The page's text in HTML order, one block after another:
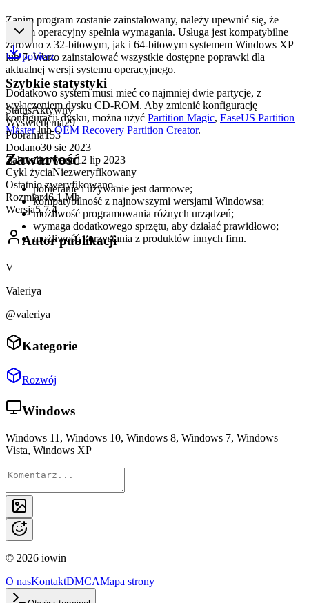
Zanim program zostanie zainstalowany, należy upewnić się, że
system operacyjny spełnia wymagania. Usługa jest kompatybilne
zarówno z 32-bitowym, jak i 64-bitowym systemem Windows XP
lub 7. Warto zainstalować wszystkie dostępne poprawki dla
aktualnej wersji systemu operacyjnego.
Dodatkowo system musi mieć co najmniej dwie partycje, z
wyłączeniem dysku CD-ROM. Aby zmienić konfigurację
konfiguracji dysku, można użyć Partition Magic, EaseUS Partition
MasterlubOEM Recovery Partition Creator.
Zawartość
pobieranie i używanie jest darmowe;
kompatybilność z najnowszymi wersjami Windowsa;
możliwość programowania różnych urządzeń;
wymaga dodatkowego sprzętu, aby działać prawidłowo;
możliwość korzystania z produktów innych firm.
pobierz
Szybkie statystyki
StatusAktywny
Wyświetlenia29
Pobrania153
Dodano30 sie 2023
Zaktualizowano12 lip 2023
Cykl życiaNiezweryfikowany
Ostatnio zweryfikowano-
Rozmiar46,1 Mb
Wersja5.7.4
Autor publikacji
V
Valeriya
@valeriya
Kategorie
Rozwój
Windows
Windows 11, Windows 10, Windows 8, Windows 7, Windows
Vista, Windows XP
© 2026 iowin
O nasKontaktDMCAMapa strony